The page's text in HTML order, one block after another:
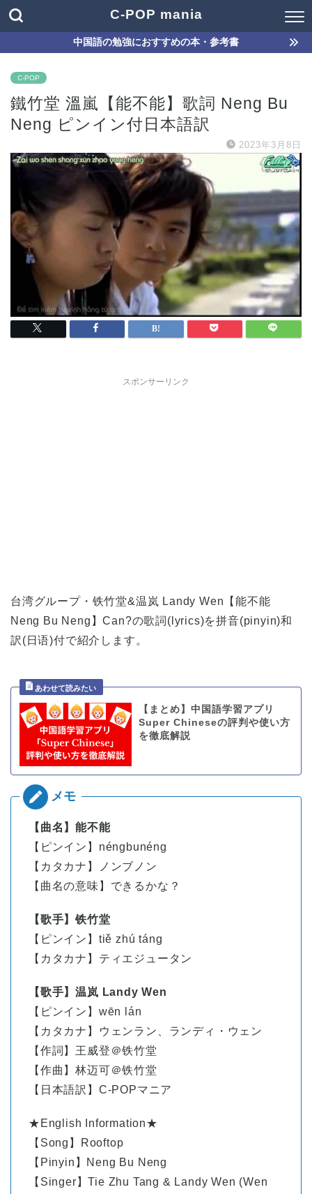
C-POP mania
中国語の勉強におすすめの本・参考書
C-POP
鐵竹堂 溫嵐【能不能】歌詞 Neng Bu
Neng ピンイン付日本語訳
2023年3月8日
スポンサーリンク
台湾グループ・铁竹堂&温岚 Landy Wen【能不能
Neng Bu Neng】Can?の歌詞(lyrics)を拼音(pinyin)和
訳(日语)付で紹介します。
【まとめ】中国語学習アプリ
Super Chineseの評判や使い方
を徹底解説
【曲名】能不能
【ピンイン】néngbunéng
【カタカナ】ノンブノン
【曲名の意味】できるかな？
【歌手】铁竹堂
【ピンイン】 tiě zhútáng
【カタカナ】ティエジュータン
【歌手】温岚 Landy Wen
【ピンイン】 wēn
lán
【カタカナ】ウェンラン、ランディ・ウェン
【作詞】王威登＠铁竹堂
【作曲】林迈可＠铁竹堂
【日本語訳】C-POPマニア
★English Information★
【Song】Rooftop
【Pinyin】Neng Bu Neng
【Singer】Tie Zhu Tang & Landy Wen (Wen